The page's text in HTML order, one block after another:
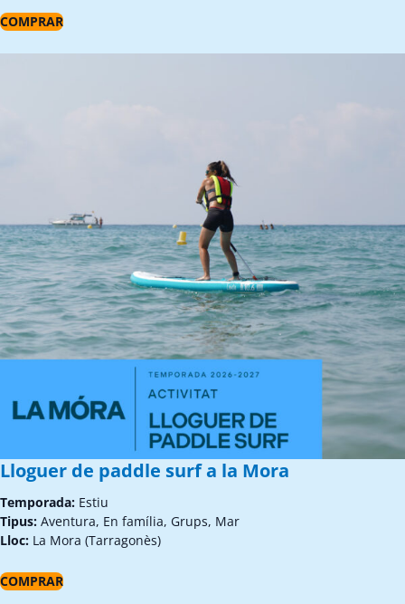
COMPRAR
Lloguer de paddle surf a la Mora
Temporada: Estiu
Tipus: Aventura, En família, Grups, Mar
Lloc: La Mora (Tarragonès)
COMPRAR